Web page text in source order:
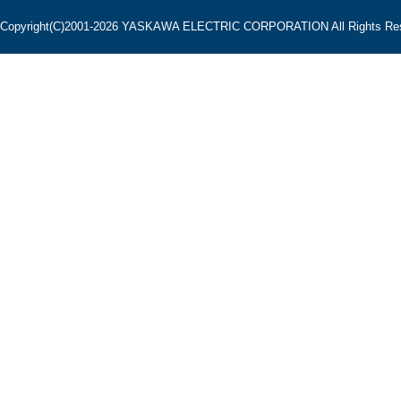
Copyright(C)2001‐2026 YASKAWA ELECTRIC CORPORATION All Rights